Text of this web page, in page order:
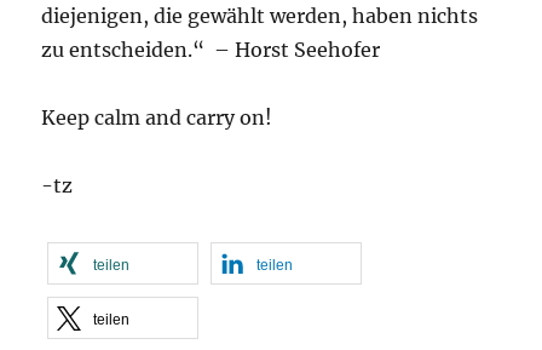
diejenigen, die gewählt werden, haben nichts
zu entscheiden.“ – Horst Seehofer
Keep calm and carry on!
-tz
teilen teilen
teilen